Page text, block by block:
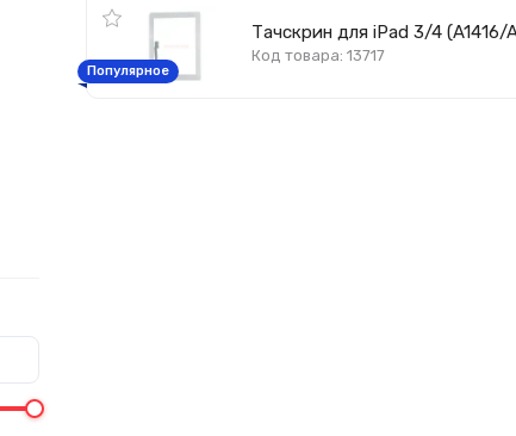
Тачскрин для iPad 3/4 (A1416/
Код товара: 13717
Популярное